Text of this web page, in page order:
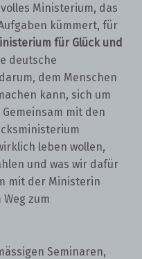
Ministerium, das
kümmert, für
für Glück und
deutsche
dem Menschen
kann, sich um
mit den
leben wollen,
und was wir dafür
mit der Ministerin
zum
Seminaren,